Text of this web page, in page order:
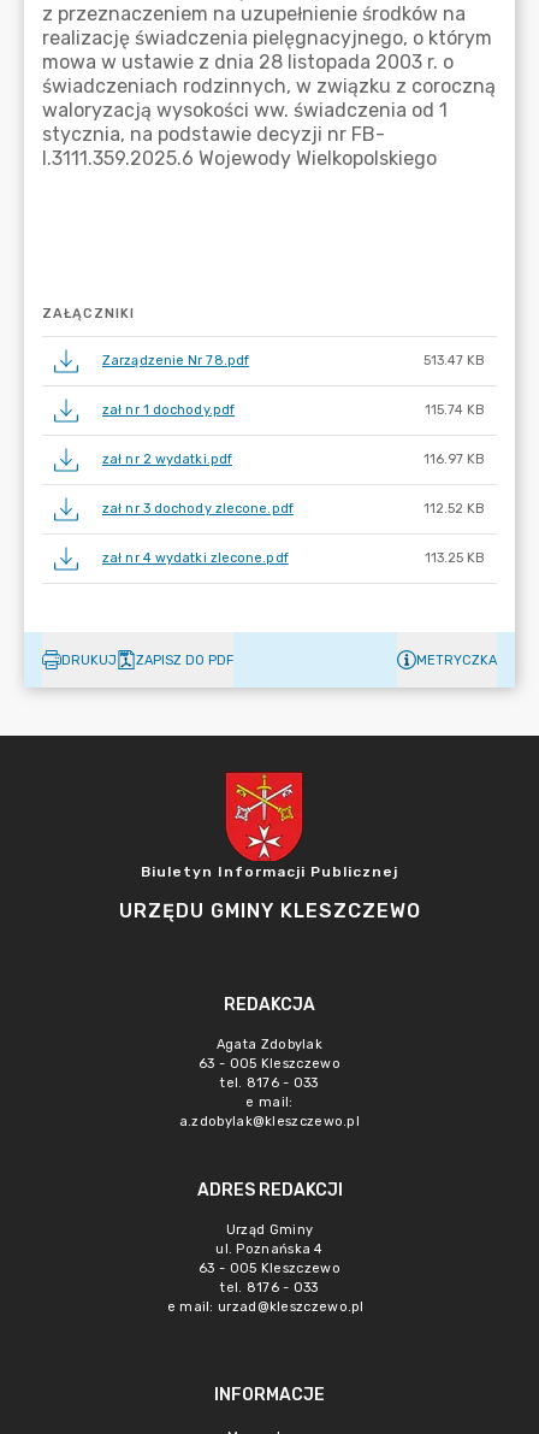
ZAŁĄCZNIKI
Zarządzenie Nr 78.pdf 513.47 KB
zał nr 1 dochody.pdf 115.74 KB
zał nr 2 wydatki.pdf 116.97 KB
zał nr 3 dochody zlecone.pdf 112.52 KB
zał nr 4 wydatki zlecone.pdf 113.25 KB
DRUKUJ ZAPISZ DO PDF METRYCZKA
Biuletyn Informacji Publicznej
URZĘDU GMINY KLESZCZEWO
REDAKCJA
Agata Zdobylak
63 - 005 Kleszczewo
tel. 8176 - 033
e mail:
a.zdobylak@kleszczewo.pl
ADRES REDAKCJI
Urząd Gminy
ul. Poznańska 4
63 - 005 Kleszczewo
tel. 8176 - 033
e mail: urzad@kleszczewo.pl
INFORMACJE